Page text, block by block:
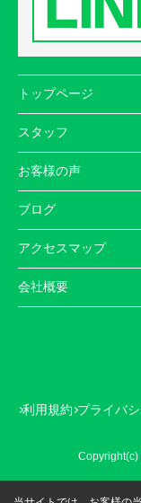
トップページ
スタッフ
お客様の声
ブログ
アクセスマップ
会社概要
利用規約 プライバ
Copyright(c)